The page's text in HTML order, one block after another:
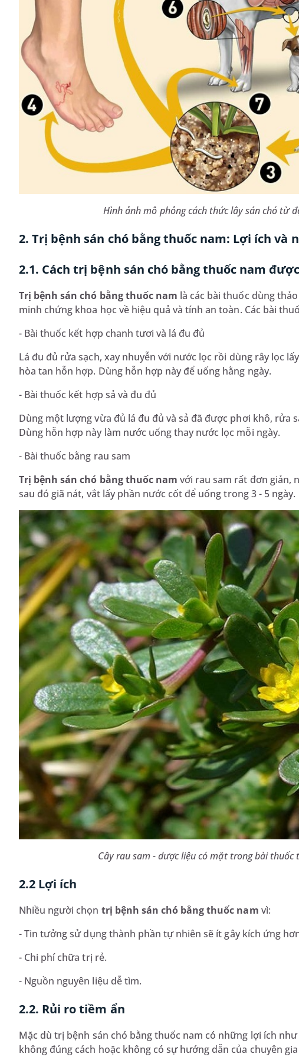
Hình ảnh mô phỏng cách thức lây sán chó từ
2. Trị bệnh sán chó bằng thuốc nam: Lợi ích và
2.1. Cách trị bệnh sán chó bằng thuốc nam
Trị bệnh sán chó bằng thuốc nam là các bài thuốc dùng
minh chứng khoa học về hiệu quả và tính an toàn. Các bài
- Bài thuốc kết hợp chanh tươi và lá đu đủ
Lá đu đủ rửa sạch, xay nhuyễn với nước lọc rồi dùng rây lọc
hòa tan hỗn hợp. Dùng hỗn hợp này để uống hằng ngày.
- Bài thuốc kết hợp sả và đu đủ
Dùng một lượng vừa đủ lá đu đủ và sả đã được phơi khô, rửa
Dùng hỗn hợp này làm nước uống thay nước lọc mỗi ngày.
- Bài thuốc bằng rau sam
Trị bệnh sán chó bằng thuốc nam với rau sam rất đơn giản,
sau đó giã nát, vắt lấy phần nước cốt để uống trong 3 - 5 ngày.
Cây rau sam - dược liệu có mặt trong bài
2.2 Lợi ích
Nhiều người chọn trị bệnh sán chó bằng thuốc nam vì:
- Tin tưởng sử dụng thành phần tự nhiên sẽ ít gây kích ứng
- Chi phí chữa trị rẻ.
- Nguồn nguyên liệu dễ tìm.
2.2. Rủi ro tiềm ẩn
Mặc dù trị bệnh sán chó bằng thuốc nam có những lợi ích
không đúng cách hoặc không có sự hướng dẫn của chuyên